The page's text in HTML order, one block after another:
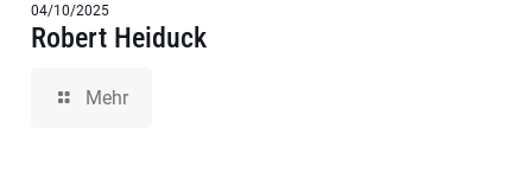
04/10/2025
Robert Heiduck
Mehr